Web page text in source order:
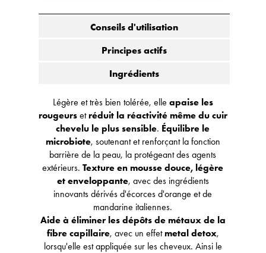
Conseils d'utilisation
Principes actifs
Ingrédients
Légère et très bien tolérée, elle apaise les
rougeursetréduit la réactivité même du cuir
chevelu le plus sensible. Équilibre le
microbiote, soutenant et renforçant la fonction
barrière de la peau, la protégeant des agents
extérieurs.Texture en mousse douce, légère
et enveloppante, avec des ingrédients
innovants dérivés d'écorces d'orange et de
mandarine italiennes.
Aide à éliminer les dépôts de métaux de la
fibre capillaire, avec un effetmetal detox,
lorsqu'elle est appliquée sur les cheveux. Ainsi le